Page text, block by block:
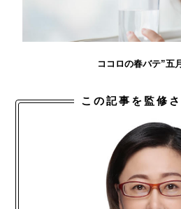
ココロの春バテ”五
この記事を監修